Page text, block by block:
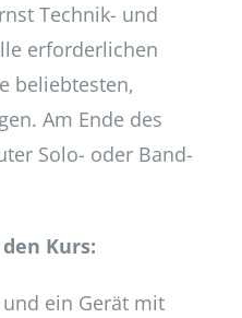
Technik- und
erforderlichen
beliebtesten,
Am Ende des
Solo- oder Band-
Kurs:
ein Gerät mit